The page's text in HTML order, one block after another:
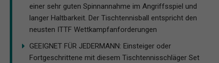
einer sehr guten Spinnannahme im Angriffsspiel und
langer Haltbarkeit. Der Tischtennisball entspricht den
neusten ITTF Wettkampfanforderungen
GEEIGNET FÜR JEDERMANN: Einsteiger oder
Fortgeschrittene mit diesem Tischtennisschläger Set